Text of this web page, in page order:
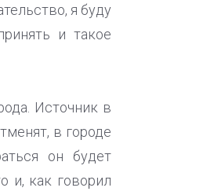
я буду
и такое
Источник в
в городе
он будет
и, как говорил